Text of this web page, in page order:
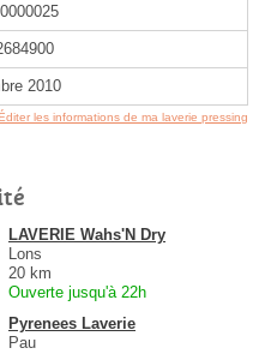
2010
les informations de ma laverie pressing
LAVERIE Wahs'N Dry
Lons
20 km
Ouverte jusqu'à 22h
Pyrenees Laverie
Pau